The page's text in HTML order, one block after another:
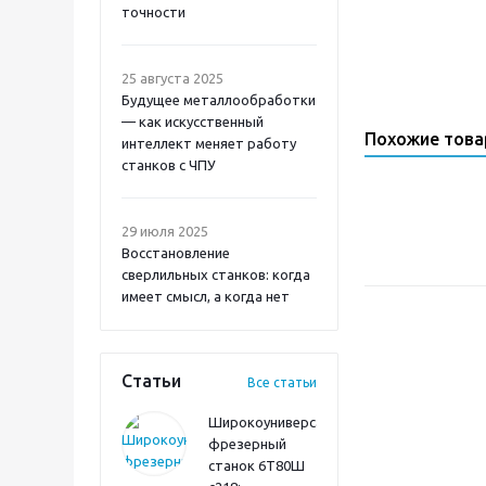
точности
25 августа 2025
Будущее металлообработки
— как искусственный
интеллект меняет работу
станков с ЧПУ
29 июля 2025
Восстановление
сверлильных станков: когда
имеет смысл, а когда нет
Статьи Все статьи
Широкоуниверсальный
фрезерный
станок 6Т80Ш
Похожие